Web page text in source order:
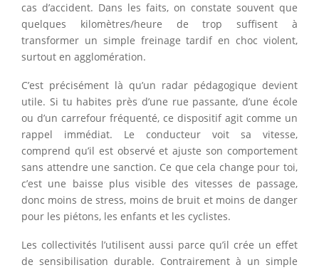
cas d’accident. Dans les faits, on constate souvent que
quelques kilomètres/heure de trop suffisent à
transformer un simple freinage tardif en choc violent,
surtout en agglomération.
C’est précisément là qu’un radar pédagogique devient
utile. Si tu habites près d’une rue passante, d’une école
ou d’un carrefour fréquenté, ce dispositif agit comme un
rappel immédiat. Le conducteur voit sa vitesse,
comprend qu’il est observé et ajuste son comportement
sans attendre une sanction. Ce que cela change pour toi,
c’est une baisse plus visible des vitesses de passage,
donc moins de stress, moins de bruit et moins de danger
pour les piétons, les enfants et les cyclistes.
Les collectivités l’utilisent aussi parce qu’il crée un effet
de sensibilisation durable. Contrairement à un simple